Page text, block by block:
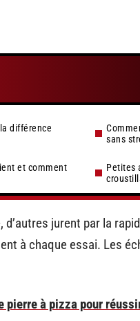
différence
et comment
sans
Petites
jurent par la
à chaque essai. Les
pierre à pizza pour